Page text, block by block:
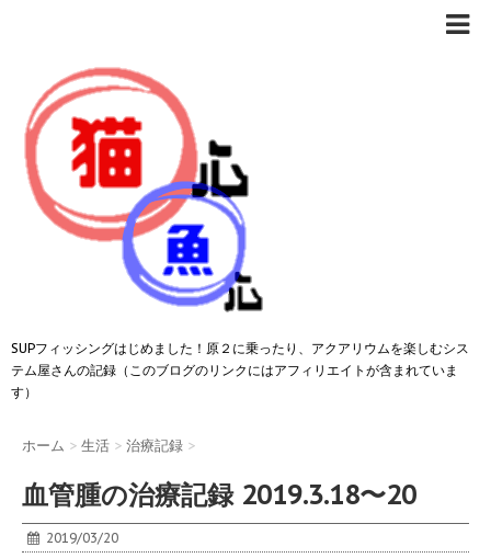
SUPフィッシングはじめました！原２に乗ったり、アクアリウムを楽しむシス
テム屋さんの記録（このブログのリンクにはアフィリエイトが含まれていま
す）
ホーム > 生活 > 治療記録 >
血管腫の治療記録 2019.3.18〜20
2019/03/20